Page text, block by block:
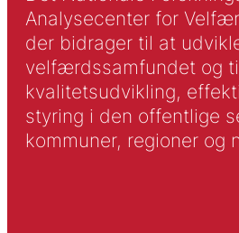
Analysecenter for
der bidrager til at
velfærdssamfundet og
kvalitetsudvikling,
styring i den offentlige
kommuner, regioner og